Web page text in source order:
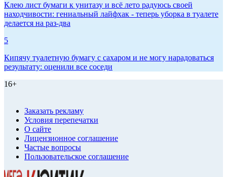
Клею лист бумаги к унитазу и всё лето радуюсь своей
находчивости: гениальный лайфхак - теперь уборка в туалете
делается на раз-два
5
Кипячу туалетную бумагу с сахаром и не могу нарадоваться
результату: оценили все соседи
16+
Заказать рекламу
Условия перепечатки
О сайте
Лицензионное соглашение
Частые вопросы
Пользовательское соглашение